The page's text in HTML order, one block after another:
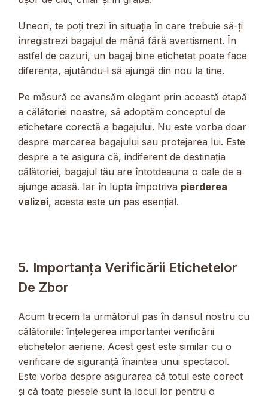
Uneori, te poți trezi în situația în care trebuie să-ți
înregistrezi bagajul de mână fără avertisment. În
astfel de cazuri, un bagaj bine etichetat poate face
diferența, ajutându-l să ajungă din nou la tine.
Pe măsură ce avansăm elegant prin această etapă
a călătoriei noastre, să adoptăm conceptul de
etichetare corectă a bagajului. Nu este vorba doar
despre marcarea bagajului sau protejarea lui. Este
despre a te asigura că, indiferent de destinația
călătoriei, bagajul tău are întotdeauna o cale de a
ajunge acasă. Iar în lupta împotriva pierderea
valizei, acesta este un pas esențial.
5. Importanța Verificării Etichetelor
De Zbor
Acum trecem la următorul pas în dansul nostru cu
călătoriile: înțelegerea importanței verificării
etichetelor aeriene. Acest gest este similar cu o
verificare de siguranță înaintea unui spectacol.
Este vorba despre asigurarea că totul este corect
și că toate piesele sunt la locul lor pentru o